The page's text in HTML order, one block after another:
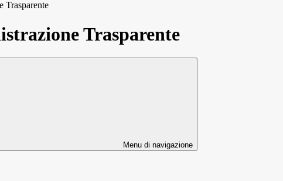
Trasparente
Trasparente
Menu di navigazione